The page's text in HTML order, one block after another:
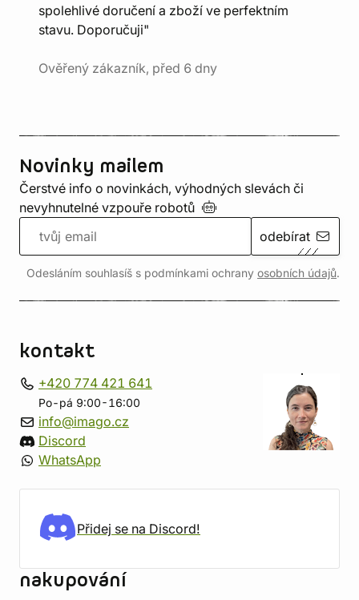
spolehlivé doručení a zboží ve perfektním
stavu. Doporučuji"
Ověřený zákazník, před 6 dny
Novinky mailem
Čerstvé info o novinkách, výhodných slevách či
nevyhnutelné vzpouře robotů
odebírat
Odesláním souhlasíš s podmínkami ochrany osobních údajů.
kontakt
+420 774 421 641
Po-pá 9:00-16:00
info@imago.cz
Discord
WhatsApp
Přidej se na Discord!
nakupování